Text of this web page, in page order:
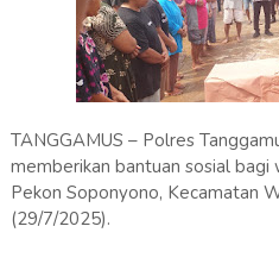
TANGGAMUS – Polres
memberikan bantuan sosial
Pekon Soponyono, Kecamatan
(29/7/2025).